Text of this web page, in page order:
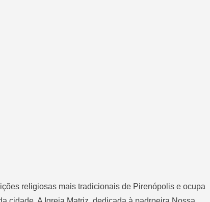
religiosas mais tradicionais de Pirenópolis e ocupa